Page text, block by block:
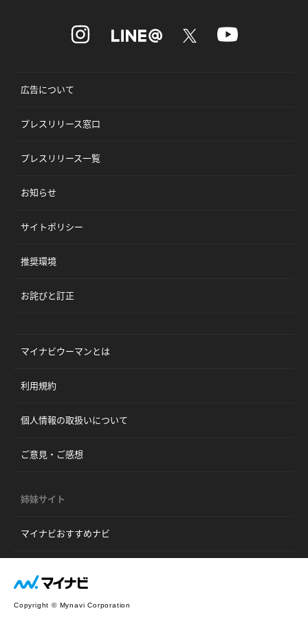
広告について
プレスリリース窓口
プレスリリース一覧
お知らせ
サイトポリシー
推奨環境
お詫びと訂正
マイナビウーマンとは
利用規約
個人情報の取扱いについて
ご意見・ご感想
姉妹サイト
マイナビおすすめナビ
Copyright © Mynavi Corporation